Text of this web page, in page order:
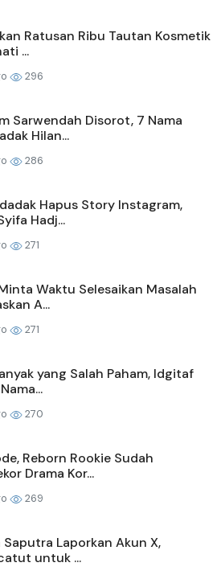
Ratusan Ribu Tautan Kosmetik
...
296
Sarwendah Disorot, 7 Nama
Hilan...
286
Hapus Story Instagram,
Hadj...
271
Waktu Selesaikan Masalah
A...
271
yang Salah Paham, Idgitaf
270
Reborn Rookie Sudah
Drama Kor...
269
Saputra Laporkan Akun X,
untuk ...